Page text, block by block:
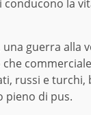
la
guerra alla
russi e turchi,
pieno di pus.